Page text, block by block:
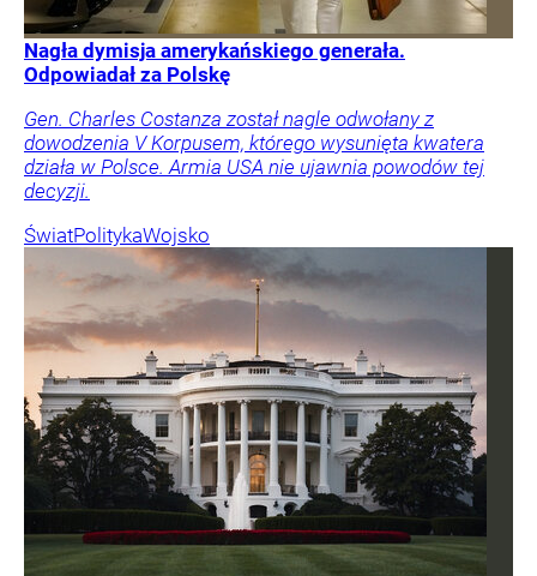
Nagła dymisja amerykańskiego generała.
Odpowiadał za Polskę
Gen. Charles Costanza został nagle odwołany z
dowodzenia V Korpusem, którego wysunięta kwatera
działa w Polsce. Armia USA nie ujawnia powodów tej
decyzji.
ŚwiatPolitykaWojsko